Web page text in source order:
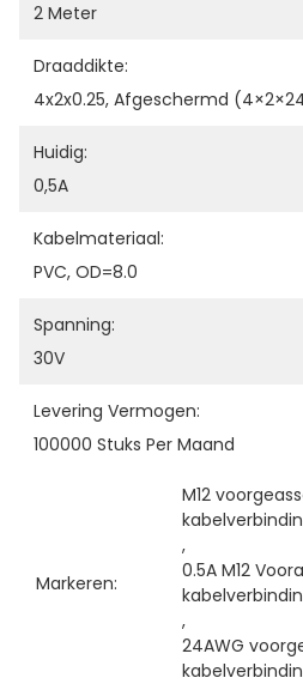
2 Meter
Draaddikte:
4x2x0.25, Afgeschermd
Huidig:
0,5A
Kabelmateriaal:
PVC, OD=8.0
Spanning:
30V
Levering Vermogen:
100000 Stuks Per Maand
Markeren:
M12
,
0.5A M12
,
24AWG